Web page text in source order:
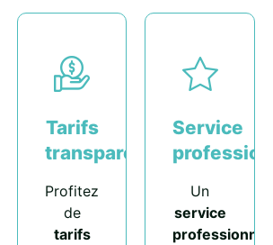
Tarifs
transparents
Profitez
de
tarifs
Service
Un
service
professionnel